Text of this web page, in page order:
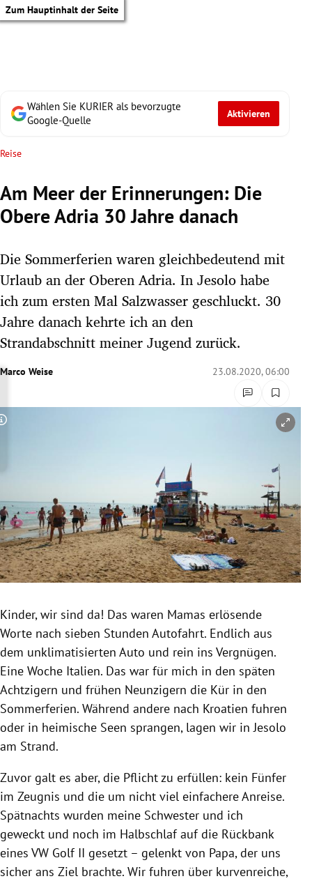
Zum Hauptinhalt der Seite
Untermenü
Untermenü
Untermenü
Untermenü
Untermenü
Wählen Sie KURIER als bevorzugte
Google-Quelle
Aktivieren
Reise
Am Meer der Erinnerungen: Die
Obere Adria 30 Jahre danach
Die Sommerferien waren gleichbedeutend mit
Urlaub an der Oberen Adria. In Jesolo habe
ich zum ersten Mal Salzwasser geschluckt. 30
Jahre danach kehrte ich an den
Strandabschnitt meiner Jugend zurück.
Marco Weise 23.08.2020, 06:00
Copyright-Hinweis öffnen/schließen
Kinder, wir sind da! Das waren Mamas erlösende
Worte nach sieben Stunden Autofahrt. Endlich aus
dem unklimatisierten Auto und rein ins Vergnügen.
Eine Woche Italien. Das war für mich in den späten
Achtzigern und frühen Neunzigern die Kür in den
Sommerferien. Während andere nach Kroatien fuhren
oder in heimische Seen sprangen, lagen wir in Jesolo
am Strand.
Zuvor galt es aber, die Pflicht zu erfüllen: kein Fünfer
im Zeugnis und die um nicht viel einfachere Anreise.
Spätnachts wurden meine Schwester und ich
geweckt und noch im Halbschlaf auf die Rückbank
eines VW Golf II gesetzt – gelenkt von Papa, der uns
sicher ans Ziel brachte. Wir fuhren über kurvenreiche,